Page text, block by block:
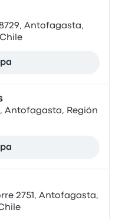
Antofagasta,
, Antofagasta, Región
2751, Antofagasta,